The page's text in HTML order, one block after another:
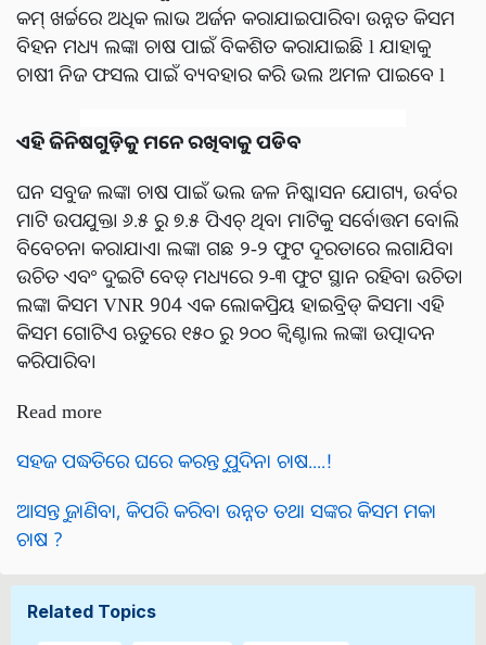
କମ୍ ଖର୍ଚ୍ଚରେ ଅଧିକ ଲାଭ ଅର୍ଜନ କରାଯାଇପାରିବ। ଉନ୍ନତ କିସମ
ବିହନ ମଧ୍ୟ ଲଙ୍କା ଚାଷ ପାଇଁ ବିକଶିତ କରାଯାଇଛି l ଯାହାକୁ
ଚାଷୀ ନିଜ ଫସଲ ପାଇଁ ବ୍ୟବହାର କରି ଭଲ ଅମଳ ପାଇବେ l
ଏହି ଜିନିଷଗୁଡ଼ିକୁ ମନେ ରଖିବାକୁ ପଡିବ
ଘନ ସବୁଜ ଲଙ୍କା ଚାଷ ପାଇଁ ଭଲ ଜଳ ନିଷ୍କାସନ ଯୋଗ୍ୟ, ଉର୍ବର
ମାଟି ଉପଯୁକ୍ତ। ୬.୫ ରୁ ୭.୫ ପିଏଚ୍ ଥିବା ମାଟିକୁ ସର୍ବୋତ୍ତମ ବୋଲି
ବିବେଚନା କରାଯାଏ। ଲଙ୍କା ଗଛ ୨-୨ ଫୁଟ ଦୂରତାରେ ଲଗାଯିବା
ଉଚିତ ଏବଂ ଦୁଇଟି ବେଡ୍ ମଧ୍ୟରେ ୨-୩ ଫୁଟ ସ୍ଥାନ ରହିବା ଉଚିତ।
ଲଙ୍କା କିସମ VNR 904 ଏକ ଲୋକପ୍ରିୟ ହାଇବ୍ରିଡ୍ କିସମ। ଏହି
କିସମ ଗୋଟିଏ ଋତୁରେ ୧୫୦ ରୁ ୨୦୦ କ୍ୱିଣ୍ଟାଲ ଲଙ୍କା ଉତ୍ପାଦନ
କରିପାରିବ।
Read more
ସହଜ ପଦ୍ଧତିରେ ଘରେ କରନ୍ତୁ ପୁଦିନା ଚାଷ....!
ଆସନ୍ତୁ ଜାଣିବା, କିପରି କରିବା ଉନ୍ନତ ତଥା ସଙ୍କର କିସମ ମକା
ଚାଷ ?
Related Topics